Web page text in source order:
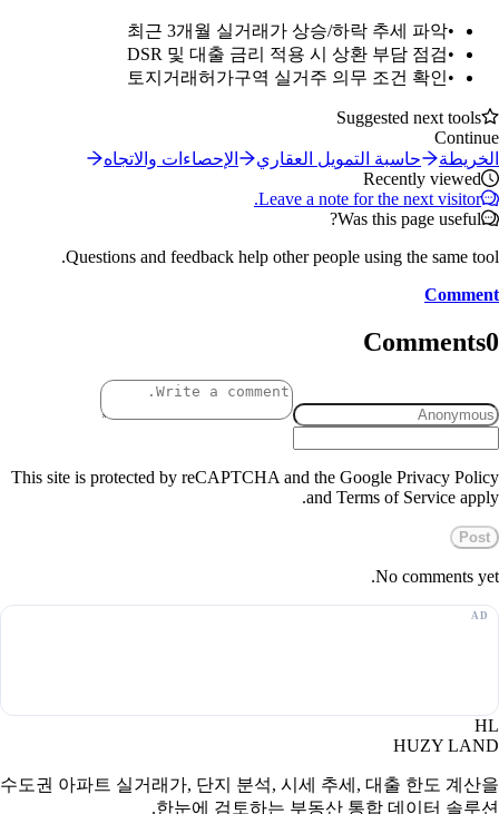
•
최근 3개월 실거래가 상승/하락 추세 파악
•
DSR 및 대출 금리 적용 시 상환 부담 점검
•
토지거래허가구역 실거주 의무 조건 확인
Suggested next tools
Continue
الخريطة
حاسبة التمويل العقاري
الإحصاءات والاتجاه
Recently viewed
Leave a note for the next visitor.
Was this page useful?
Questions and feedback help other people using the same tool.
Comment
Comments0
This site is protected by reCAPTCHA and the Google Privacy Policy
and Terms of Service apply.
Post
No comments yet.
HL
HUZY LAND
수도권 아파트 실거래가, 단지 분석, 시세 추세, 대출 한도 계산을
한눈에 검토하는 부동산 통합 데이터 솔루션.